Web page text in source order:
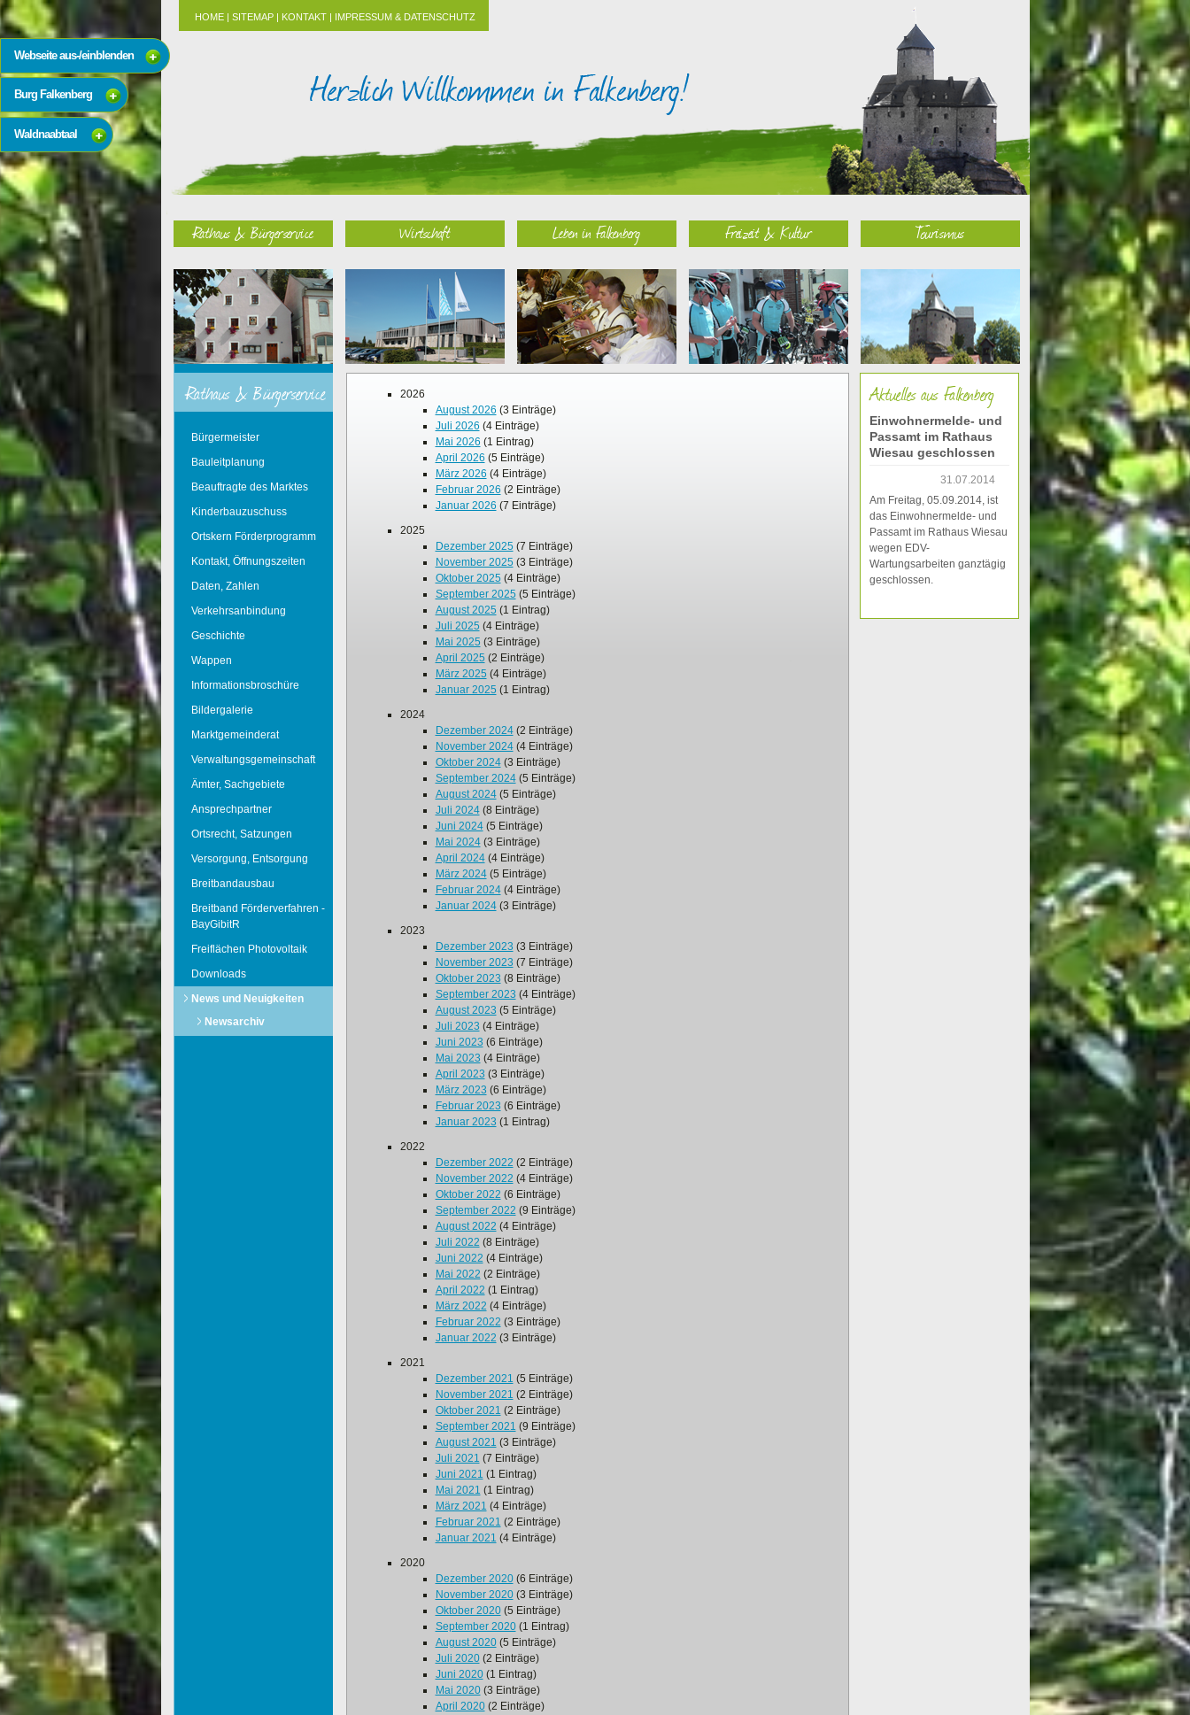
HOME| SITEMAP| KONTAKT| IMPRESSUM & DATENSCHUTZ
Rathaus & Bürgerservice Wirtschaft Leben in Falkenberg Freizeit & Kultur Tourismus
Rathaus & Bürgerservice
Bürgermeister
Bauleitplanung
Beauftragte des Marktes
Kinderbauzuschuss
Ortskern Förderprogramm
Kontakt, Öffnungszeiten
Daten, Zahlen
Verkehrsanbindung
Geschichte
Wappen
Informationsbroschüre
Bildergalerie
Marktgemeinderat
Verwaltungsgemeinschaft
Ämter, Sachgebiete
Ansprechpartner
Ortsrecht, Satzungen
Versorgung, Entsorgung
Breitbandausbau
Breitband Förderverfahren -
BayGibitR
Freiflächen Photovoltaik
Downloads
News und Neuigkeiten
Newsarchiv
2026
August 2026 (3 Einträge)
Juli 2026 (4 Einträge)
Mai 2026 (1 Eintrag)
April 2026 (5 Einträge)
März 2026 (4 Einträge)
Februar 2026 (2 Einträge)
Januar 2026 (7 Einträge)
2025
Dezember 2025(7 Einträge)
November 2025(3 Einträge)
Oktober 2025(4 Einträge)
September 2025(5 Einträge)
August 2025(1 Eintrag)
Juli 2025 (4 Einträge)
Mai 2025 (3 Einträge)
April 2025 (2 Einträge)
März 2025 (4 Einträge)
Januar 2025 (1 Eintrag)
2024
Dezember 2024(2 Einträge)
November 2024(4 Einträge)
Oktober 2024(3 Einträge)
September 2024(5 Einträge)
August 2024(5 Einträge)
Juli 2024(8 Einträge)
Juni 2024(5 Einträge)
Mai 2024(3 Einträge)
April 2024(4 Einträge)
März 2024(5 Einträge)
Februar 2024(4 Einträge)
Januar 2024(3 Einträge)
2023
Dezember 2023 (3 Einträge)
November 2023 (7 Einträge)
Oktober 2023 (8 Einträge)
September 2023 (4 Einträge)
August 2023 (5 Einträge)
Juli 2023 (4 Einträge)
Juni 2023 (6 Einträge)
Mai 2023 (4 Einträge)
April 2023 (3 Einträge)
März 2023 (6 Einträge)
Februar 2023 (6 Einträge)
Januar 2023 (1 Eintrag)
2022
Dezember 2022 (2 Einträge)
November 2022 (4 Einträge)
Oktober 2022 (6 Einträge)
September 2022 (9 Einträge)
August 2022 (4 Einträge)
Juli 2022 (8 Einträge)
Juni 2022 (4 Einträge)
Mai 2022 (2 Einträge)
April 2022 (1 Eintrag)
März 2022 (4 Einträge)
Februar 2022 (3 Einträge)
Januar 2022 (3 Einträge)
2021
Dezember 2021 (5 Einträge)
November 2021 (2 Einträge)
Oktober 2021 (2 Einträge)
September 2021 (9 Einträge)
August 2021 (3 Einträge)
Juli 2021 (7 Einträge)
Juni 2021 (1 Eintrag)
Mai 2021 (1 Eintrag)
März 2021 (4 Einträge)
Februar 2021 (2 Einträge)
Januar 2021 (4 Einträge)
2020
Dezember 2020(6 Einträge)
November 2020(3 Einträge)
Oktober 2020(5 Einträge)
September 2020(1 Eintrag)
August 2020(5 Einträge)
Juli 2020(2 Einträge)
Juni 2020(1 Eintrag)
Mai 2020(3 Einträge)
April 2020(2 Einträge)
Aktuelles aus Falkenberg
Einwohnermelde- und
Passamt im Rathaus
Wiesau geschlossen
31.07.2014
Am Freitag, 05.09.2014, ist
das Einwohnermelde- und
Passamt im Rathaus Wiesau
wegen EDV-
Wartungsarbeiten ganztägig
geschlossen.
Webseite aus-/einblenden
Burg Falkenberg
Waldnaabtaal